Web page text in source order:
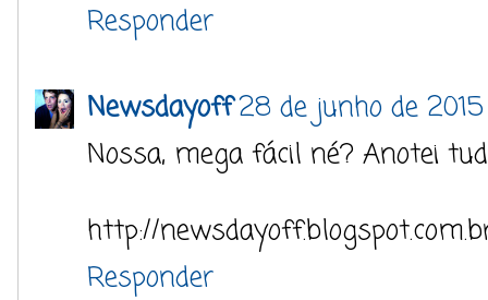
Responder
Newsdayoff28 de junho de
Nossa, mega fácil né? Anotei
http://
Responder